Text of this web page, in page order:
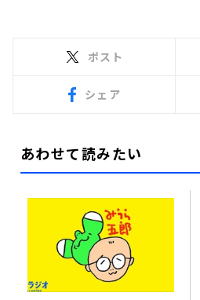
ポスト
シェア
あわせて読みたい